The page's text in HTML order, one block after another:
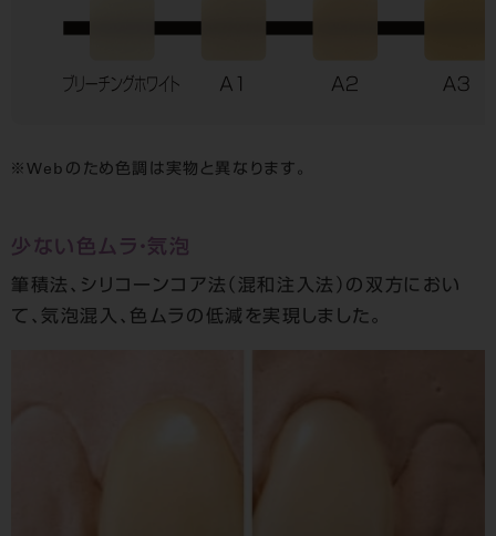
Webのため色調は実物と異なります。
少ない色ムラ・気泡
筆積法、シリコーンコア法（混和注入法）の双方におい
て、気泡混入、色ムラの低減を実現しました。